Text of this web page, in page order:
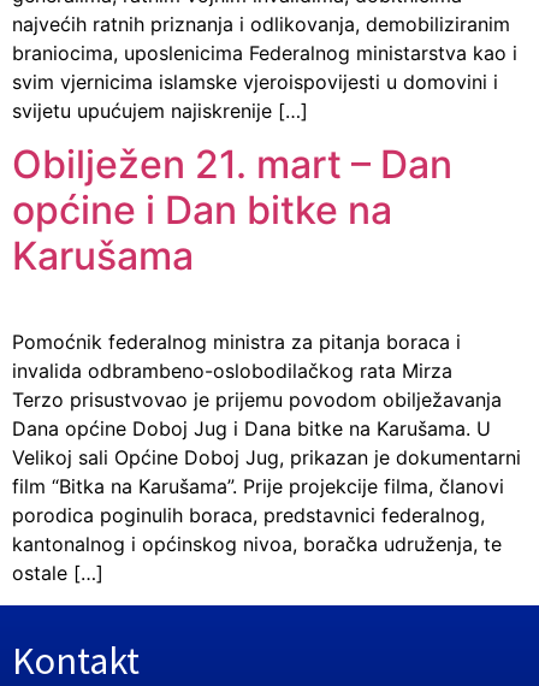
najvećih ratnih priznanja i odlikovanja, demobiliziranim
braniocima, uposlenicima Federalnog ministarstva kao i
svim vjernicima islamske vjeroispovijesti u domovini i
svijetu upućujem najiskrenije […]
Obilježen 21. mart – Dan
općine i Dan bitke na
Karušama
Pomoćnik federalnog ministra za pitanja boraca i
invalida odbrambeno-oslobodilačkog rata Mirza
Terzo prisustvovao je prijemu povodom obilježavanja
Dana općine Doboj Jug i Dana bitke na Karušama. U
Velikoj sali Općine Doboj Jug, prikazan je dokumentarni
film “Bitka na Karušama”. Prije projekcije filma, članovi
porodica poginulih boraca, predstavnici federalnog,
kantonalnog i općinskog nivoa, boračka udruženja, te
ostale […]
Kontakt